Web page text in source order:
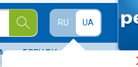
RU UA
БРЕНДИ